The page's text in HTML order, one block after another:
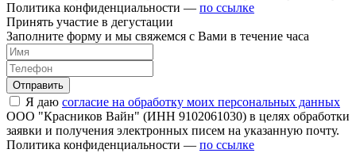
Политика конфиденциальности — по ссылке
Принять участие в дегустации
Заполните форму и мы свяжемся с Вами в течение часа
Отправить
Я даю согласие на обработку моих персональных данных
ООО "Красников Вайн" (ИНН 9102061030) в целях обработки
заявки и получения электронных писем на указанную почту.
Политика конфиденциальности — по ссылке